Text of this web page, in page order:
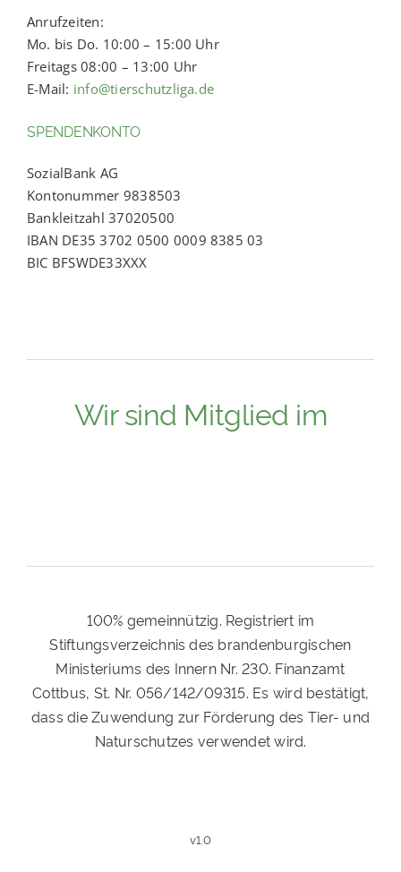
Anrufzeiten:
Mo. bis Do. 10:00 – 15:00 Uhr
Freitags 08:00 – 13:00 Uhr
E-Mail: info@tierschutzliga.de
SPENDENKONTO
SozialBank AG
Kontonummer 9838503
Bankleitzahl 37020500
IBAN DE35 3702 0500 0009 8385 03
BIC BFSWDE33XXX
Wir sind Mitglied im
100% gemeinnützig. Registriert im
Stiftungsverzeichnis des brandenburgischen
Ministeriums des Innern Nr. 230. Finanzamt
Cottbus, St. Nr. 056/142/09315. Es wird bestätigt,
dass die Zuwendung zur Förderung des Tier- und
Naturschutzes verwendet wird.
v1.0